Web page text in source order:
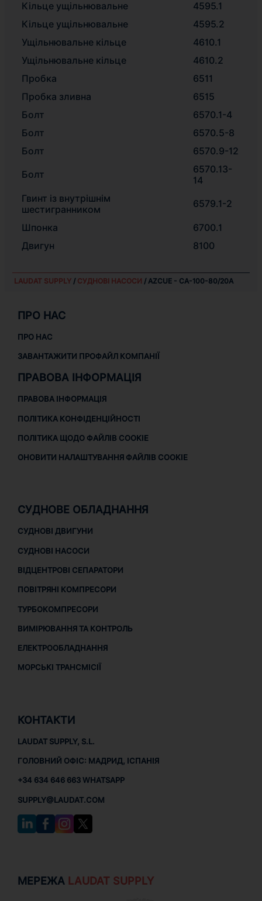
Кільце ущільнювальне
4595.1
Кільце ущільнювальне
4595.2
Ущільнювальне кільце
4610.1
Ущільнювальне кільце
4610.2
Пробка
6511
Пробка зливна
6515
Болт
6570.1-4
Болт
6570.5-8
Болт
6570.9-12
Болт
6570.13-
14
Гвинт із внутрішнім
шестигранником
6579.1-2
Шпонка
6700.1
Двигун
8100
LAUDAT SUPPLY/ СУДНОВІ НАСОСИ / AZCUE - CA-100-80/20A
ПРО НАС
ПРО НАС
ЗАВАНТАЖИТИ ПРОФАЙЛ КОМПАНІЇ
ПРАВОВА ІНФОРМАЦІЯ
ПРАВОВА ІНФОРМАЦІЯ
ПОЛІТИКА КОНФІДЕНЦІЙНОСТІ
ПОЛІТИКА ЩОДО ФАЙЛІВ COOKIE
ОНОВИТИ НАЛАШТУВАННЯ ФАЙЛІВ COOKIE
СУДНОВЕ ОБЛАДНАННЯ
СУДНОВІ ДВИГУНИ
СУДНОВІ НАСОСИ
ВІДЦЕНТРОВІ СЕПАРАТОРИ
ПОВІТРЯНІ КОМПРЕСОРИ
ТУРБОКОМПРЕСОРИ
ВИМІРЮВАННЯ ТА КОНТРОЛЬ
ЕЛЕКТРООБЛАДНАННЯ
МОРСЬКІ ТРАНСМІСІЇ
КОНТАКТИ
LAUDAT SUPPLY, S.L.
ГОЛОВНИЙ ОФІС: МАДРИД, ІСПАНІЯ
+34 634 646 663 WHATSAPP
SUPPLY@LAUDAT.COM
МЕРЕЖА LAUDAT SUPPLY